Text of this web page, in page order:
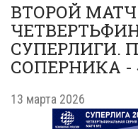
ВТОРОЙ МАТЧ
СУПЕРЛИГИ.
СОПЕРНИКА -
13 марта 2026